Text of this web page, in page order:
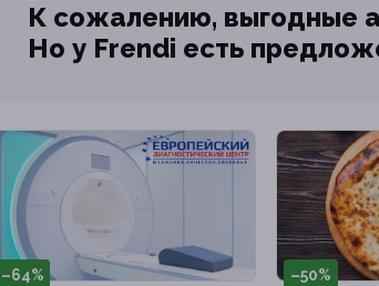
К сожалению, выгодные
Но у Frendi есть
–64%
–50%